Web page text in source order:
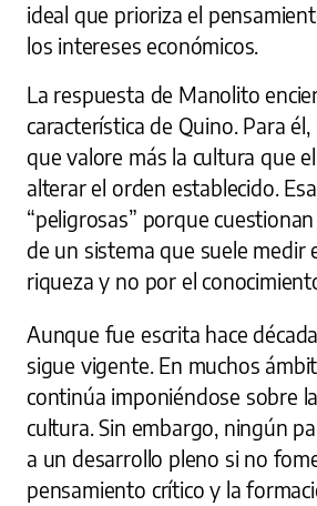
ideal que prioriza el
los intereses económicos.
La respuesta de Manolito
característica de Quino. Para
que valore más la cultura que
alterar el orden establecido.
“peligrosas” porque
de un sistema que suele medir
riqueza y no por el
Aunque fue escrita hace
sigue vigente. En muchos
continúa imponiéndose sobre
cultura. Sin embargo, ningún
a un desarrollo pleno si no
pensamiento crítico y la